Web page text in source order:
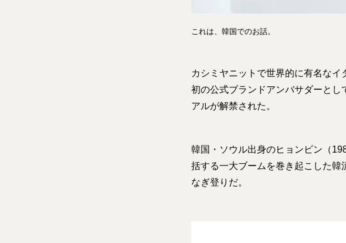
これは、韓国でのお話。
カシミヤニットで世界的に有名なイ
初の公式ブランドアンバサダーとし
アルが解禁された。
韓国・ソウル出身のヒョンビン（
括する一大ブームを巻き起こした韓
なぎ登りだ。